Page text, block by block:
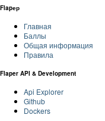
Flapер
Главная
Баллы
Общая информация
Правила
Flaper API & Development
Api Explorer
Github
Dockers